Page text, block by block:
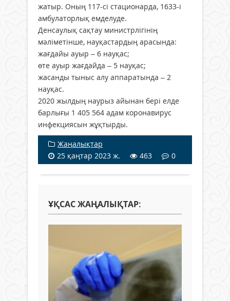
жатыр. Оның 117-сі стационарда, 1633-і
амбулаторлық емделуде.
Денсаулық сақтау министрлігінің
мәліметінше, науқастардың арасында:
жағдайы ауыр – 6 науқас;
өте ауыр жағдайда – 5 науқас;
жасанды тыныс алу аппаратында – 2
науқас.
2020 жылдың наурыз айынан бері елде
барлығы 1 405 564 адам коронавирус
инфекциясын жұқтырды.
Жаңалықтар
25 қаңтар 2023 ж.
463 0
ҰҚСАС ЖАҢАЛЫҚТАР: